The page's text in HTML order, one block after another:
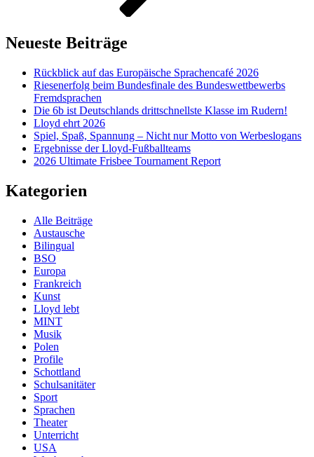
Neueste Beiträge
Rückblick auf das Europäische Sprachencafé 2026
Riesenerfolg beim Bundesfinale des Bundeswettbewerbs
Fremdsprachen
Die 6b ist Deutschlands drittschnellste Klasse im Rudern!
Lloyd ehrt 2026
Spiel, Spaß, Spannung – Nicht nur Motto von Werbeslogans
Ergebnisse der Lloyd-Fußballteams
2026 Ultimate Frisbee Tournament Report
Kategorien
Alle Beiträge
Austausche
Bilingual
BSO
Europa
Frankreich
Kunst
Lloyd lebt
MINT
Musik
Polen
Profile
Schottland
Schulsanitäter
Sport
Sprachen
Theater
Unterricht
USA